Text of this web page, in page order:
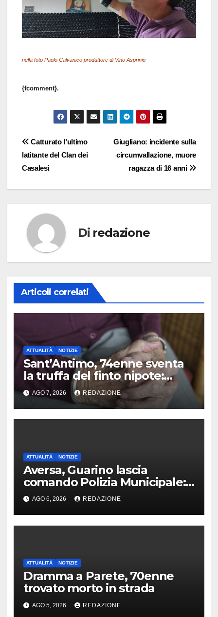
nella foto Paolo Calvanico produttore di Vino Asprinio
{fcomment}.
Navigazione
articoli
Giugliano: incidente sulla
circumvallazione, muore
ragazza di 16 anni
Catturato l’ultimo
latitante del Clan dei
Casalesi
Di redazione
Articoli correlati
ATTUALITÀ NOTIZIE
Sant’Antimo, 74enne sventa
la truffa del finto nipote:
denunciato un 16enne
AGO 7, 2026 REDAZIONE
ATTUALITÀ NOTIZIE
Aversa, Guarino lascia
comando Polizia Municipale:
arriva Nacar
AGO 6, 2026 REDAZIONE
ATTUALITÀ NOTIZIE
Dramma a Parete, 70enne
trovato morto in strada
AGO 5, 2026 REDAZIONE